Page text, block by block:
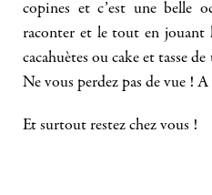
copines et c’est une belle
raconter et le tout en jouant
cacahuètes ou cake et tasse
Ne vous perdez pas de vue ! A
Et surtout restez chez vous !